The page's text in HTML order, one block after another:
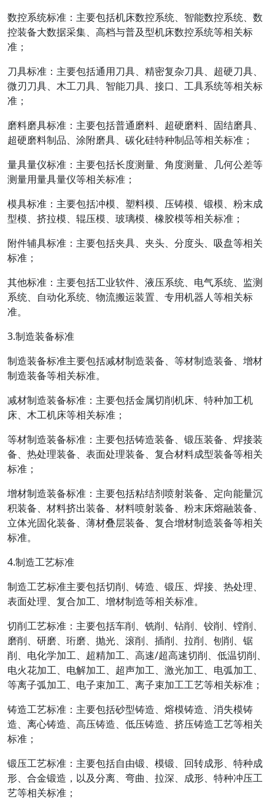
数控系统标准：主要包括机床数控系统、智能数控系统、数
控装备大数据采集、高档与普及型机床数控系统等相关标
准；
刀具标准：主要包括通用刀具、精密复杂刀具、超硬刀具、
微刃刀具、木工刀具、智能刀具、接口、工具系统等相关标
准；
磨料磨具标准：主要包括普通磨料、超硬磨料、固结磨具、
超硬磨料制品、涂附磨具、碳化硅特种制品等相关标准；
量具量仪标准：主要包括长度测量、角度测量、几何公差等
测量用量具量仪等相关标准；
模具标准：主要包括冲模、塑料模、压铸模、锻模、粉末成
型模、挤拉模、辊压模、玻璃模、橡胶模等相关标准；
附件辅具标准：主要包括夹具、夹头、分度头、吸盘等相关
标准；
其他标准：主要包括工业软件、液压系统、电气系统、监测
系统、自动化系统、物流搬运装置、专用机器人等相关标
准。
3.制造装备标准
制造装备标准主要包括减材制造装备、等材制造装备、增材
制造装备等相关标准。
减材制造装备标准：主要包括金属切削机床、特种加工机
床、木工机床等相关标准；
等材制造装备标准：主要包括铸造装备、锻压装备、焊接装
备、热处理装备、表面处理装备、复合材料成型装备等相关
标准；
增材制造装备标准：主要包括粘结剂喷射装备、定向能量沉
积装备、材料挤出装备、材料喷射装备、粉末床熔融装备、
立体光固化装备、薄材叠层装备、复合增材制造装备等相关
标准。
4.制造工艺标准
制造工艺标准主要包括切削、铸造、锻压、焊接、热处理、
表面处理、复合加工、增材制造等相关标准。
切削工艺标准：主要包括车削、铣削、钻削、铰削、镗削、
磨削、研磨、珩磨、抛光、滚削、插削、拉削、刨削、锯
削、电化学加工、超精加工、高速/超高速切削、低温切削、
电火花加工、电解加工、超声加工、激光加工、电弧加工、
等离子弧加工、电子束加工、离子束加工工艺等相关标准；
铸造工艺标准：主要包括砂型铸造、熔模铸造、消失模铸
造、离心铸造、高压铸造、低压铸造、挤压铸造工艺等相关
标准；
锻压工艺标准：主要包括自由锻、模锻、回转成形、特种成
形、合金锻造，以及分离、弯曲、拉深、成形、特种冲压工
艺等相关标准；